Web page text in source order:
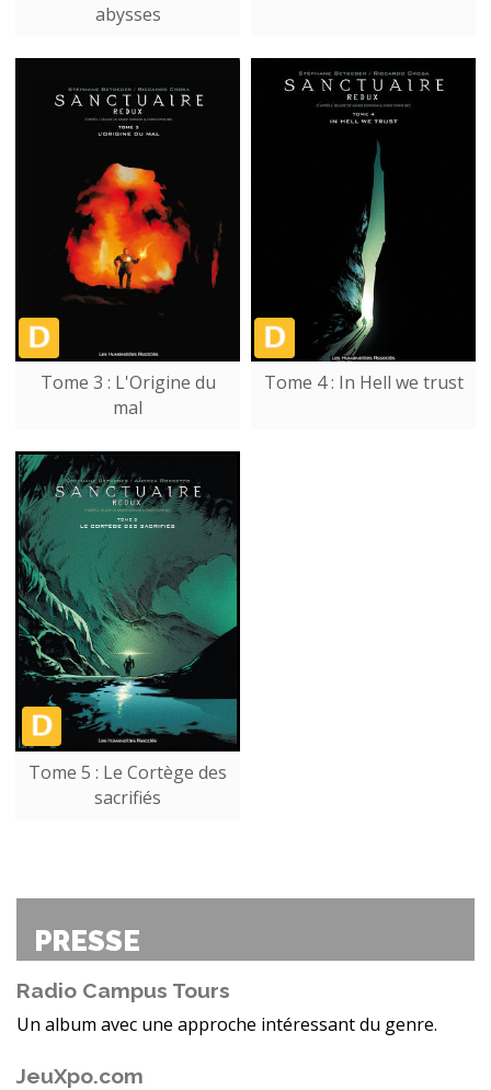
abysses
Tome 3 : L'Origine du
mal
Tome 4 : In Hell we trust
Tome 5 : Le Cortège des
sacrifiés
PRESSE
Radio Campus Tours
Un album avec une approche intéressant du genre.
JeuXpo.com